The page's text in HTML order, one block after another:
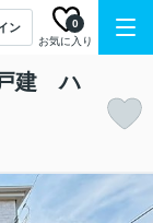
ン
お気に入り
0
建 ハ